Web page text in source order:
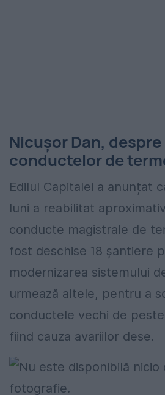
Nicușor Dan,
conductelor de
Edilul Capitalei a anunțat
luni a reabilitat
conducte magistrale de
fost deschise 18 șantiere
modernizarea sistemului
urmează altele, pentru a
conductele vechi de
fiind cauza avariilor dese.